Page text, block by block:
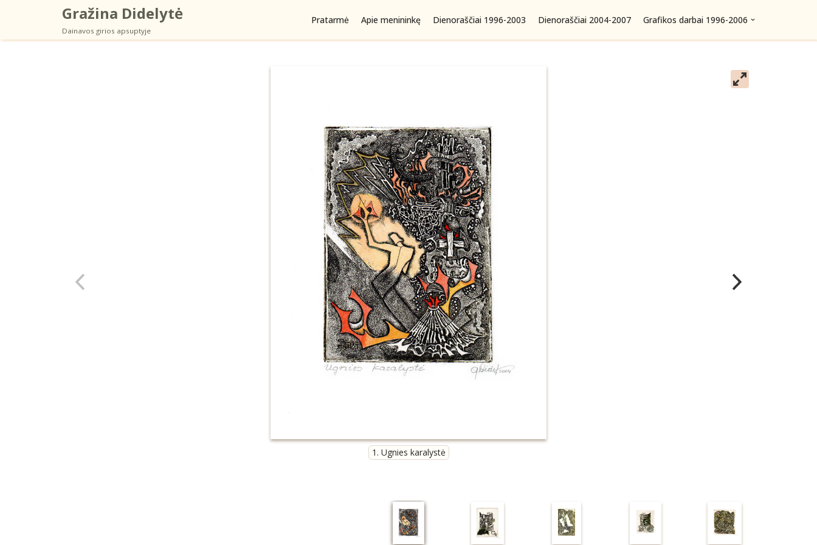
to
Gražina Didelytė
Dainavos girios apsuptyje
Pratarmė Apie menininkę Dienoraščiai 1996-2003 Dienoraščiai 2004-2007 Grafikos darbai 1996-2006
1. Ugnies karalystė